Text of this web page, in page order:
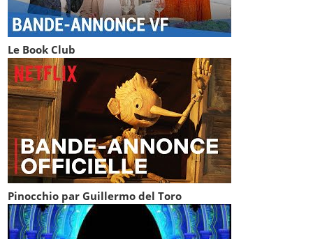
Le Book Club
Pinocchio par Guillermo del Toro